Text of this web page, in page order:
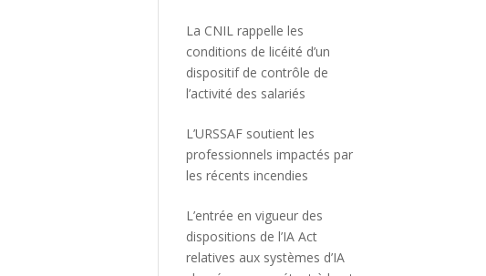
La CNIL rappelle les
conditions de licéité d’un
dispositif de contrôle de
l’activité des salariés
L’URSSAF soutient les
professionnels impactés par
les récents incendies
L’entrée en vigueur des
dispositions de l’IA Act
relatives aux systèmes d’IA